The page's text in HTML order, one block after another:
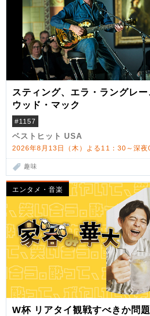
スティング、エラ・ラングレー
ウッド・マック
#1157
ベストヒット USA
2026年8月13日（木）よる11：30～深夜
趣味
エンタメ・音楽
W杯 リアタイ観戦すべきか問題